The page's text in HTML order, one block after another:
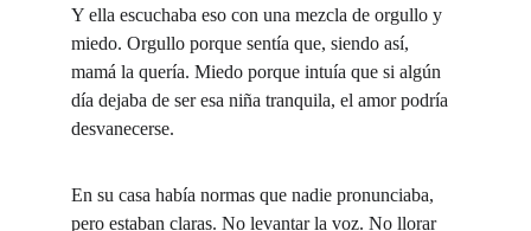
Y ella escuchaba eso con una mezcla de orgullo y
miedo. Orgullo porque sentía que, siendo así,
mamá la quería. Miedo porque intuía que si algún
día dejaba de ser esa niña tranquila, el amor podría
desvanecerse.
En su casa había normas que nadie pronunciaba,
pero estaban claras. No levantar la voz. No llorar